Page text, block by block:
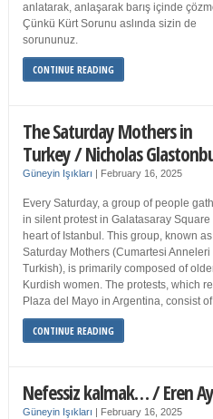
anlatarak, anlaşarak barış içinde
Çünkü Kürt Sorunu aslında sizin de
sorununuz.
CONTINUE READING
The Saturday Mothers in
Turkey / Nicholas
Güneyin Işıkları | February 16, 2025
Every Saturday, a group of people
in silent protest in Galatasaray Square
heart of Istanbul. This group, known
Saturday Mothers (Cumartesi Anneleri
Turkish), is primarily composed of
Kurdish women. The protests, which
Plaza del Mayo in Argentina, consist
CONTINUE READING
Nefessiz kalmak… / Eren
Güneyin Işıkları | February 16, 2025